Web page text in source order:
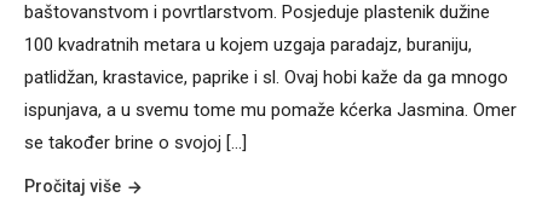
baštovanstvom i povrtlarstvom. Posjeduje plastenik dužine
100 kvadratnih metara u kojem uzgaja paradajz, buraniju,
patlidžan, krastavice, paprike i sl. Ovaj hobi kaže da ga mnogo
ispunjava, a u svemu tome mu pomaže kćerka Jasmina. Omer
se također brine o svojoj [...]
Pročitaj više